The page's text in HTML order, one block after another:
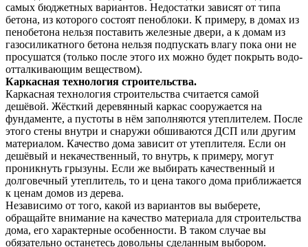
самых бюджетных вариантов. Недостатки зависят от типа
бетона, из которого состоят пеноблоки. К примеру, в домах из
пенобетона нельзя поставить железные двери, а к домам из
газосиликатного бетона нельзя подпускать влагу пока они не
просушатся (только после этого их можно будет покрыть водо-
отталкивающим веществом).
Каркасная технология строительства.
Каркасная технология строительства считается самой
дешёвой. Жёсткий деревянный каркас сооружается на
фундаменте, а пустоты в нём заполняются утеплителем. После
этого стены внутри и снаружи обшиваются ДСП или другим
материалом. Качество дома зависит от утеплителя. Если он
дешёвый и некачественный, то внутрь, к примеру, могут
проникнуть грызуны. Если же выбирать качественный и
долговечный утеплитель, то и цена такого дома приближается
к ценам домов из дерева.
Независимо от того, какой из вариантов вы выберете,
обращайте внимание на качество материала для строительства
дома, его характерные особенности. В таком случае вы
обязательно останетесь довольны сделанным выбором.